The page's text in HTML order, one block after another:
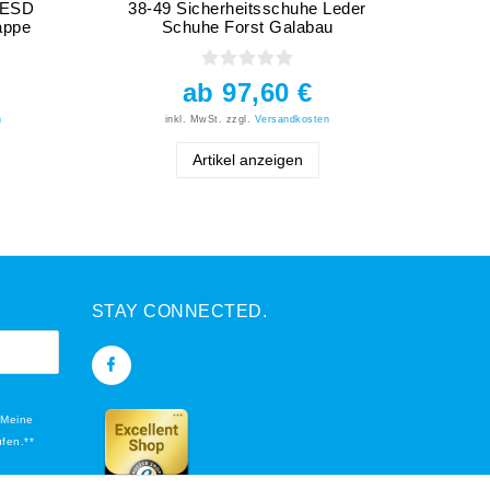
38-49 Sicherheitsschuhe Leder
Schuhe Forst Galabau
ab 97,60 €
inkl. MwSt. zzgl. Versandkosten
Artikel anzeigen
STAY CONNECTED.